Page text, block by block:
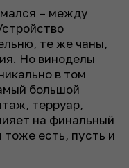
– между
те же чаны,
Но виноделы
в том
большой
терруар,
на финальный
есть, пусть и